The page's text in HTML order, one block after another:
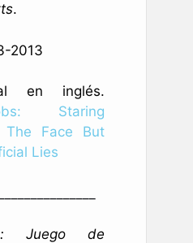
.
2013
en inglés.
Staring
The Face But
Lies
Juego de